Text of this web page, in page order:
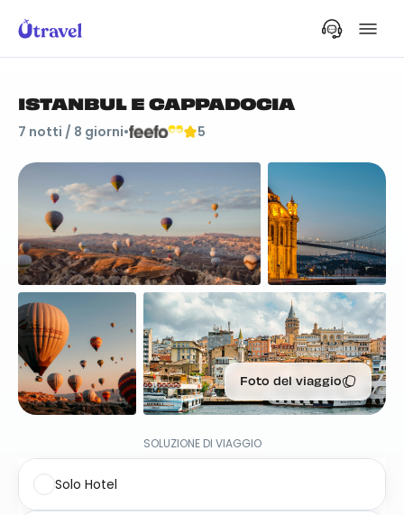
ISTANBUL E CAPPADOCIA
7 notti / 8 giorni• 5
Foto del viaggio
SOLUZIONE DI VIAGGIO
Solo Hotel